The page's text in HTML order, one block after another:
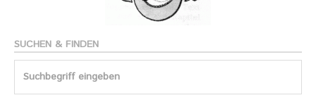
SUCHEN & FINDEN
Search